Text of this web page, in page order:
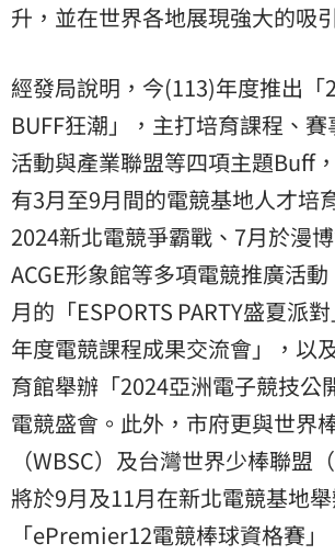
升，並在世界各地展現強大的吸
經發局說明，今(113)年度推出「
BUFF狂潮 」，主打培育課程、
活動與產業聯盟等四項主題Buff
有3月至9月間的電競基地人才培
2024新北電競爭霸戰、7月於漫
ACGE形象館等多項電競推廣活
月的「ESPORTS PARTY盛夏派
年度電競課程成果交流會」，以
育館舉辦「2024亞洲電子競技公
電競盛會。此外，市府更與世界
（WBSC）及台灣世界少棒聯盟
將於9月及11月在新北電競基地
「ePremier12電競棒球資格賽